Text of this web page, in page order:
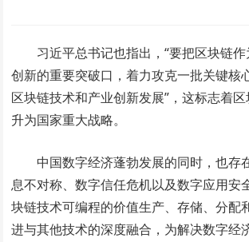
习近平总书记也指出，“要把区块链
创新的重要突破口，着力攻克一批关键核
区块链技术和产业创新发展”，这标志着
升为国家重大战略。
中国数字经济蓬勃发展的同时，也存
息不对称、数字信任危机以及数字应用安
块链技术可编程的价值生产、存储、分配
进与其他技术的深度融合，为解决数字经